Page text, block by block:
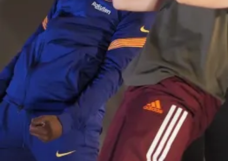
Fontenay-en-Scènes - Fontenay-sous-Bois, Théâtre
Brétigny - Scène conventionnée arts et humanités -
Résidence d’artistes, L’Atelier à Spectacle - Scène
conventionnée d’intérêt national de l’Agglo du Pays de
Dreux - Vernouillet (28), Scène Nationale de l’Essonne -
Agora-Desnos, Maison de la Culture d’Amiens - Pôle
européen de création et de production, La Comédie de
Picardie dans le cadre de l’événement « Amiens, Capitale
européenne de la jeunesse 2020 », Le Vivat d’Armentières,
Scène conventionnée d’intérêt national Art et Création,
Théâtre Les Passerelles à Pontault-Combault - Scène de
Paris - Vallée de la Marne, Théâtre Firmin Gémier - La
Piscine à Châtenay-Malabry.
Avec le soutien de Maison des Arts de Créteil, Théâtre 71 –
Scène nationale de Malakoff, Théâtre de Chelles, Théâtre